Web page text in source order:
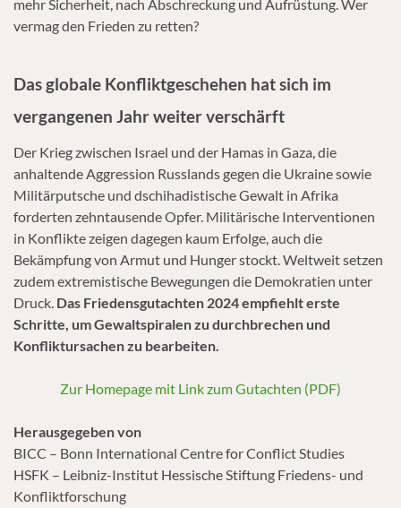
mehr Sicherheit, nach Abschreckung und Aufrüstung. Wer
vermag den Frieden zu retten?
Das globale Konfliktgeschehen hat sich im
vergangenen Jahr weiter verschärft
Der Krieg zwischen Israel und der Hamas in Gaza, die
anhaltende Aggression Russlands gegen die Ukraine sowie
Militärputsche und dschihadistische Gewalt in Afrika
forderten zehntausende Opfer. Militärische Interventionen
in Konflikte zeigen dagegen kaum Erfolge, auch die
Bekämpfung von Armut und Hunger stockt. Weltweit setzen
zudem extremistische Bewegungen die Demokratien unter
Druck. Das Friedensgutachten 2024 empfiehlt erste
Schritte, um Gewaltspiralen zu durchbrechen und
Konfliktursachen zu bearbeiten.
Zur Homepage mit Link zum Gutachten (PDF)
Herausgegeben von
BICC – Bonn International Centre for Conflict Studies
HSFK – Leibniz-Institut Hessische Stiftung Friedens- und
Konfliktforschung